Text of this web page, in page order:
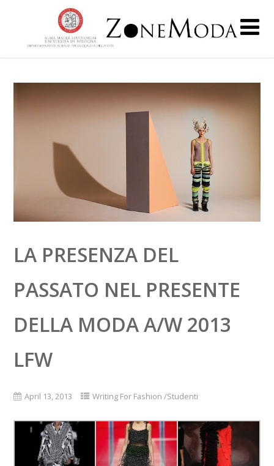
LA PRESENZA DEL
PASSATO NEL PRESENTE
DELLA MODA A/W 2013
LFW
April 13, 2013 Writing For Fashion /Studenti